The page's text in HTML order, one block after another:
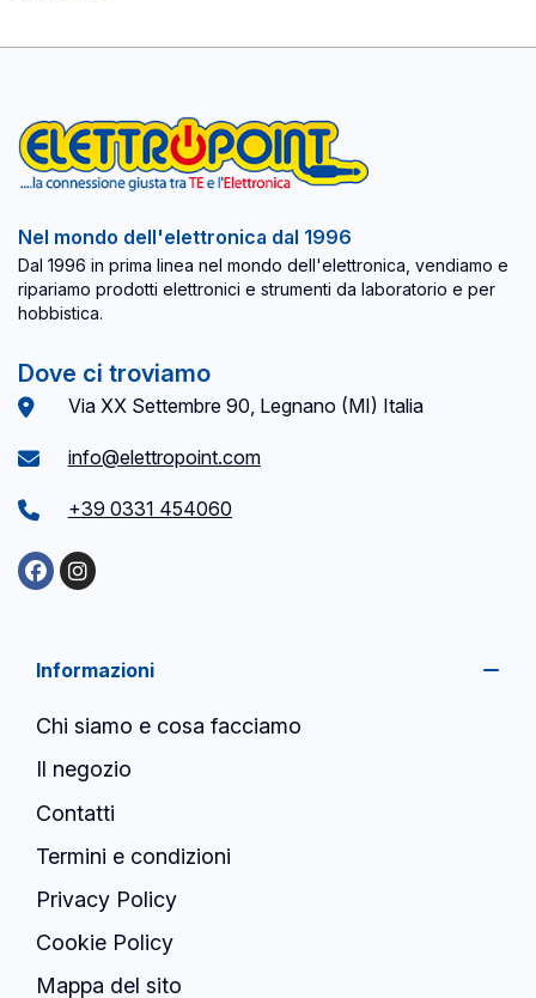
Nel mondo dell'elettronica dal 1996
Dal 1996 in prima linea nel mondo dell'elettronica, vendiamo e
ripariamo prodotti elettronici e strumenti da laboratorio e per
hobbistica.
Dove ci troviamo
Via XX Settembre 90, Legnano (MI) Italia
info@elettropoint.com
+39 0331 454060
Informazioni
Chi siamo e cosa facciamo
Il negozio
Contatti
Termini e condizioni
Privacy Policy
Cookie Policy
Mappa del sito